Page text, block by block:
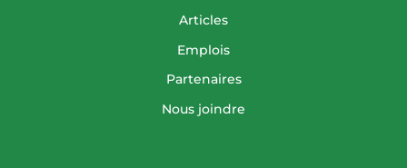
Articles
Emplois
Partenaires
Nous joindre